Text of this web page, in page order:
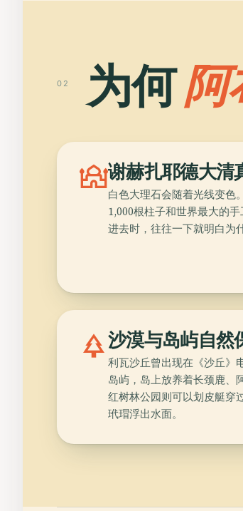
02 为何阿
mosque谢赫扎耶德大清
白色大理石会随着光线变色
1,000根柱子和世界最大的
进去时，往往一下就明白为
park沙漠与岛屿自然
利瓦沙丘曾出现在《沙丘》
岛屿，岛上放养着长颈鹿、
红树林公园则可以划皮艇穿
玳瑁浮出水面。